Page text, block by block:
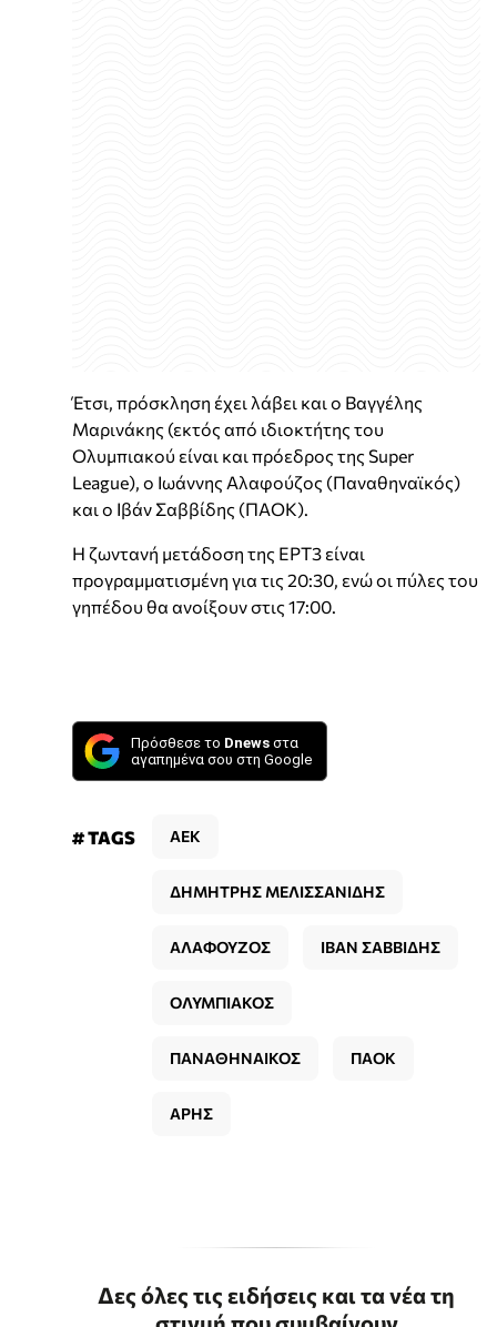
Έτσι, πρόσκληση έχει λάβει και ο Βαγγέλης
Μαρινάκης (εκτός από ιδιοκτήτης του
Ολυμπιακού είναι και πρόεδρος της Super
League), ο Ιωάννης Αλαφούζος (Παναθηναϊκός)
και ο Ιβάν Σαββίδης (ΠΑΟΚ).
Η ζωντανή μετάδοση της ΕΡΤ3 είναι
προγραμματισμένη για τις 20:30, ενώ οι πύλες του
γηπέδου θα ανοίξουν στις 17:00.
Πρόσθεσε το Dnews στα
αγαπημένα σου στη Google
# TAGS ΑΕΚ
ΔΗΜΗΤΡΗΣ ΜΕΛΙΣΣΑΝΙΔΗΣ
ΑΛΑΦΟΥΖΟΣ ΙΒΑΝ ΣΑΒΒΙΔΗΣ
ΟΛΥΜΠΙΑΚΟΣ
ΠΑΝΑΘΗΝΑΙΚΟΣ ΠΑΟΚ
ΑΡΗΣ
Δες όλες τις ειδήσεις και τα νέα τη